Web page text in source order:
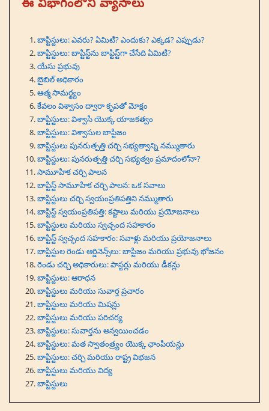
బాప్టిస్టులు: ఎవరు? ఏమిటి? ఎందుకు? ఎక్కడ? ఎప్పుడు?
బాప్టిస్టులు: బాప్టిస్ట్‌ను బాప్టిస్ట్‌గా చేసేది ఏమిటి?
యేసు ప్రభువు
బైబిల్ అధికారం
ఆత్మ సామర్థ్యం
కేవలం విశ్వాసం ద్వారా కృపతో మోక్షం
బాప్టిస్టులు: విశ్వాసి యొక్క యాజకత్వం
బాప్టిస్టులు: విశ్వాసుల బాప్టిజం
బాప్టిస్టులు పునరుత్పత్తి చర్చి సభ్యత్వాన్ని నమ్ముతారు
బాప్టిస్టులు: పునరుత్పత్తి చర్చి సభ్యత్వం ప్రమాదంలోనా?
సామూహిక చర్చి పాలన
బాప్టిస్ట్ సామూహిక చర్చి పాలన: ఒక సవాలు
బాప్టిస్టులు చర్చి స్వయంప్రతిపత్తిని నమ్ముతారు
బాప్టిస్ట్ స్వయంప్రతిపత్తి: కష్టాలు మరియు ప్రయోజనాలు
బాప్టిస్టులు మరియు స్వచ్ఛంద సహకారం
బాప్టిస్ట్ స్వచ్ఛంద సహకారం: సవాళ్లు మరియు ప్రయోజనాలు
బాప్టిస్టుల రెండు ఆర్డినెన్స్‌లు: బాప్టిజం మరియు ప్రభువు భోజనం
రెండు చర్చి అధికారులు: పాస్టర్లు మరియు డీకన్లు
బాప్టిస్టులు: ఆరాధన
బాప్టిస్టులు మరియు సువార్త ప్రచారం
బాప్టిస్టులు మరియు మిషన్లు
బాప్టిస్టులు మరియు పరిచర్య
బాప్టిస్టులు: సువార్తను అన్వయించడం
బాప్టిస్టులు: మత స్వాతంత్ర్యం యొక్క ఛాంపియన్లు
బాప్టిస్టులు: చర్చి మరియు రాష్ట్ర విభజన
బాప్టిస్టులు మరియు విద్య
బాప్టిస్టులు